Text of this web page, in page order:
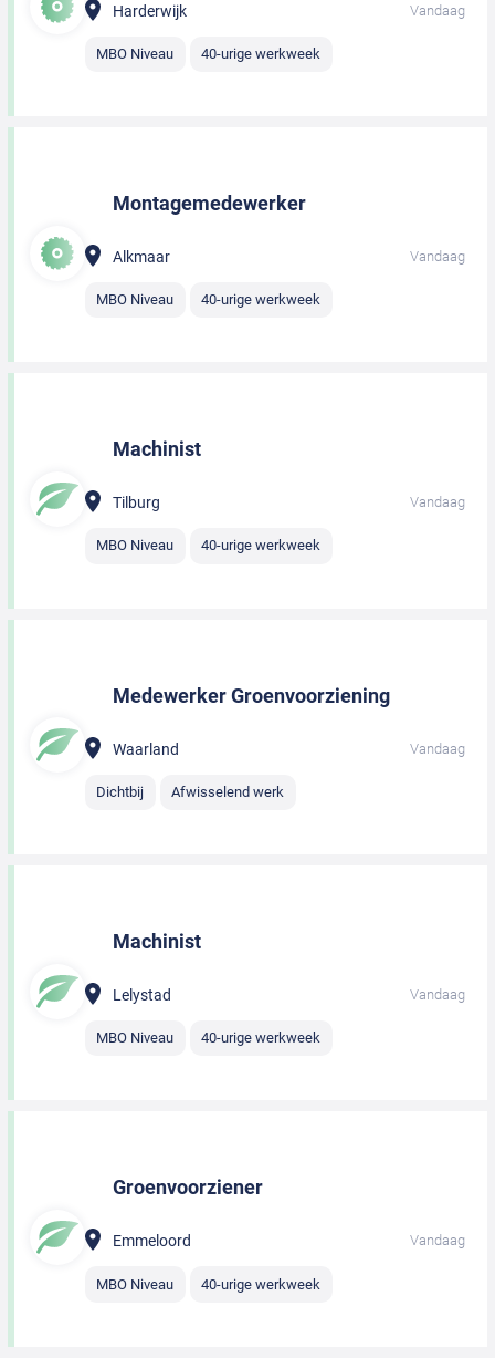
Harderwijk Vandaag
MBO Niveau 40-urige werkweek
Montagemedewerker
Alkmaar Vandaag
MBO Niveau 40-urige werkweek
Machinist
Tilburg Vandaag
MBO Niveau 40-urige werkweek
Medewerker Groenvoorziening
Waarland Vandaag
Dichtbij Afwisselend werk
Machinist
Lelystad Vandaag
MBO Niveau 40-urige werkweek
Groenvoorziener
Emmeloord Vandaag
MBO Niveau 40-urige werkweek